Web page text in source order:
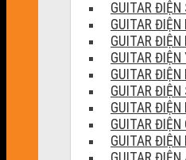
GUITAR ĐIỆN
GUITAR ĐIỆN
GUITAR ĐIỆN
GUITAR ĐIỆN
GUITAR ĐIỆN
GUITAR ĐIỆN
GUITAR ĐIỆN
GUITAR ĐIỆN
GUITAR ĐIỆN